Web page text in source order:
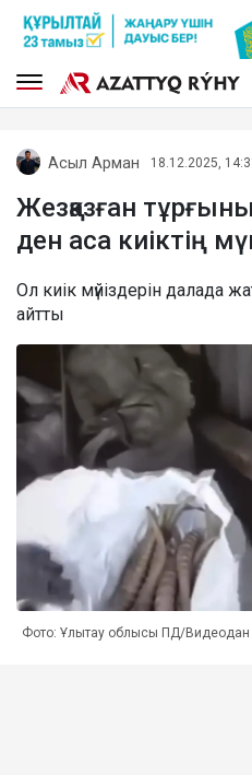
Асыл Арман 18.12.2025,
Жезқазған
ден аса киіктің
Ол киік мүйіздерін далада
айтты
Фото: Ұлытау облысы ПД/Видеодан